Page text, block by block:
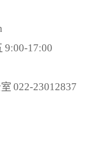
9:00-17:00
022-23012837